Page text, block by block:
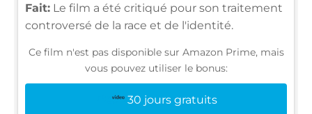
Fait: Le film a été critiqué pour son traitement
controversé de la race et de l'identité.
Ce film n'est pas disponible sur Amazon Prime, mais
vous pouvez utiliser le bonus:
30 jours gratuits